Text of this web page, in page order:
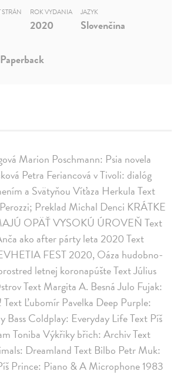
Marion Poschmann: Psia novela
Petra Feriancová v Tivoli: dialóg
a Svätyňou Víťaza Herkula Text
Preklad Michal Denci KRÁTKE
OPÄŤ VYSOKÚ ÚROVEŇ Text
ako after párty leta 2020 Text
FEST 2020, Oáza hudobno-
letnej koronapúšte Text Július
Text Margita A. Besná Julo Fujak:
Ľubomír Pavelka Deep Purple:
Bass Coldplay: Everyday Life Text Píš
Toniba Výkřiky břich: Archiv Text
Dreamland Text Bilbo Petr Muk:
Prince: Piano & A Microphone 1983
ROK VYDANIA
2020
JAZYK
Slovenčina